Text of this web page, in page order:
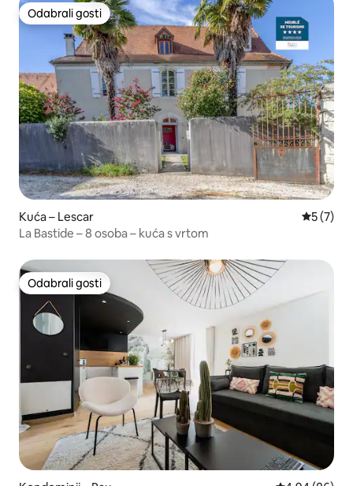
Odabrali gosti
Odabrali gosti
Kuća – Lescar
5 (7)
La Bastide – 8 osoba – kuća s vrtom
Odabrali gosti
Odabrali gosti